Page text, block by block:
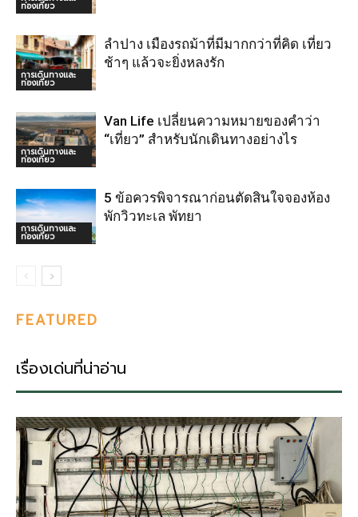
ท่องเที่ยว
การเดินทางและ
ท่องเที่ยว
ลำปาง เมืองรถม้าที่มีมากกว่าที่คิด เที่ยว
ช้าๆ แล้วจะยิ่งหลงรัก
การเดินทางและ
ท่องเที่ยว
Van Life เปลี่ยนความหมายของคำว่า
“เที่ยว” สำหรับนักเดินทางอย่างไร
การเดินทางและ
ท่องเที่ยว
5 ข้อควรพิจารณาก่อนตัดสินใจจองห้อง
พักวิวทะเล พัทยา
FEATURED
เรื่องเด่นที่น่าอ่าน